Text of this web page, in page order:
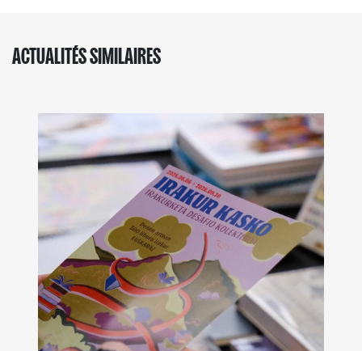
ACTUALITÉS SIMILAIRES